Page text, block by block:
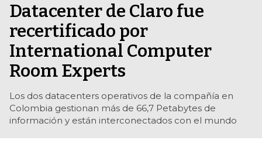
Datacenter de Claro fue
recertificado por
International Computer
Room Experts
Los dos datacenters operativos de la compañía en
Colombia gestionan más de 66,7 Petabytes de
información y están interconectados con el mundo